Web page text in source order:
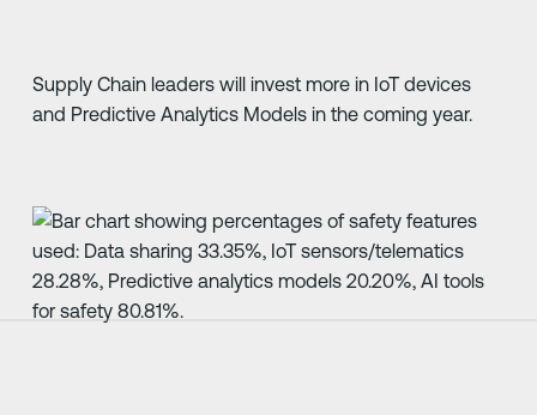
Supply Chain leaders will invest more in IoT devices
and Predictive Analytics Models in the coming year.